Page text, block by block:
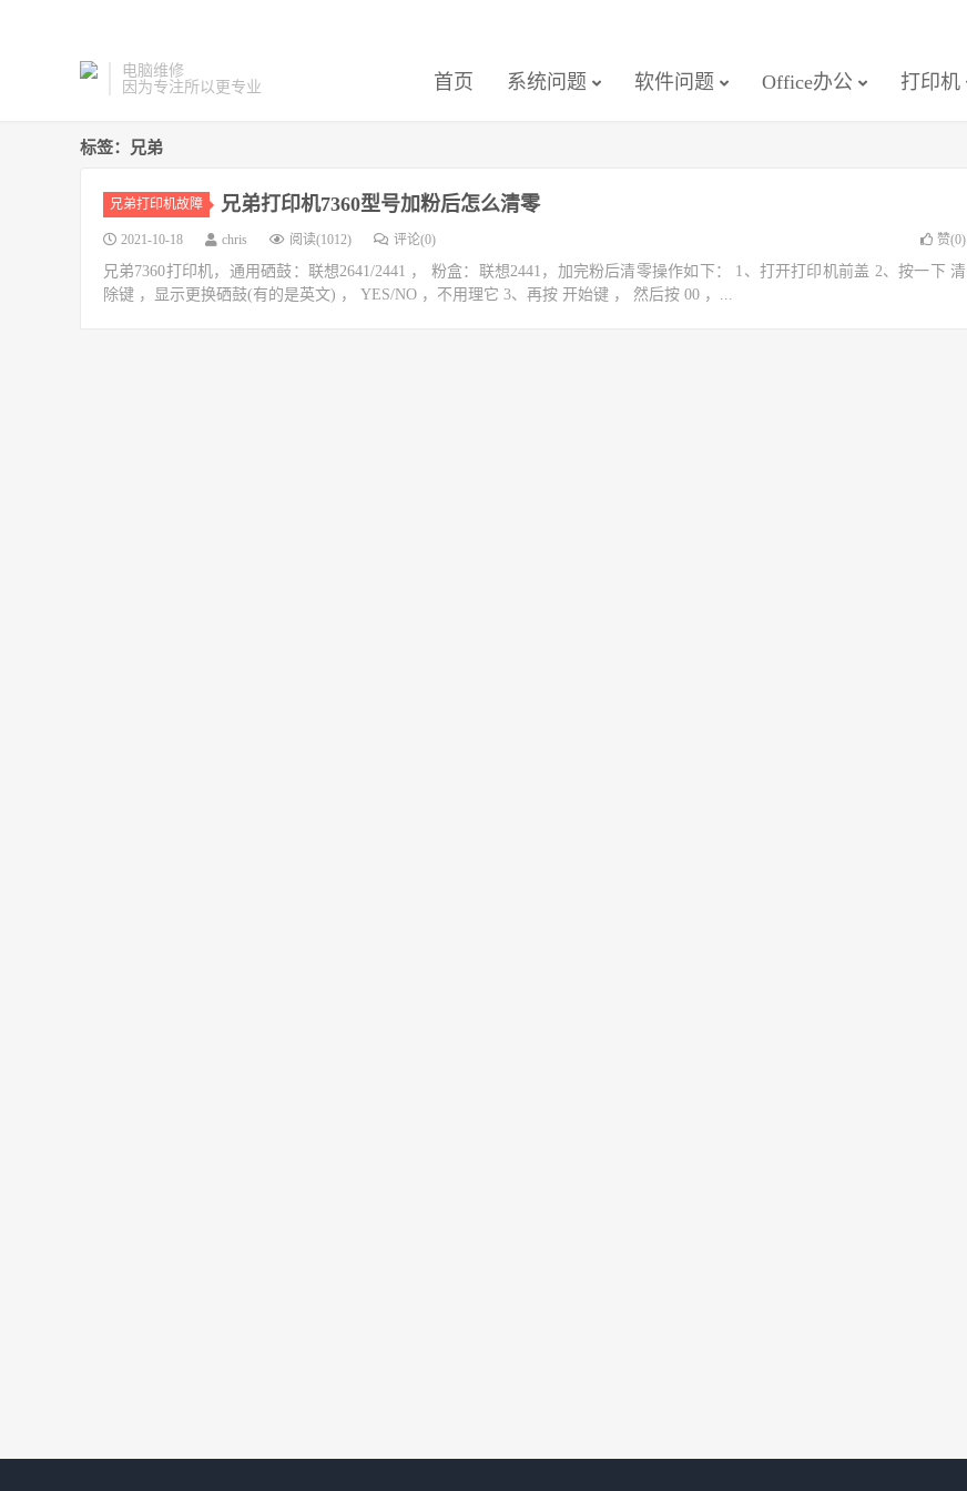
电脑维修
因为专注所以更专业
首页 系统问题 软件问题 Office办公 打印机
标签：兄弟
兄弟打印机故障 兄弟打印机7360型号加粉后怎么清零
2021-10-18 chris 阅读(1012) 评论(0) 赞(0)
兄弟7360打印机，通用硒鼓：联想2641/2441 ， 粉盒：联想2441，加完粉后清零操作如下： 1、打开打印机前盖 2、按一下 清
除键 ，显示更换硒鼓(有的是英文) ， YES/NO ，不用理它 3、再按 开始键 ， 然后按 00 ，...